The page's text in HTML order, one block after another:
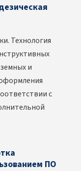
Технология
и
с
ПО